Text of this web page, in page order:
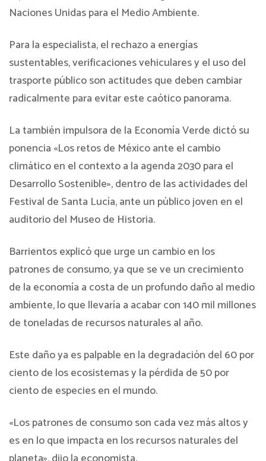
Naciones Unidas para el Medio Ambiente.
Para la especialista, el rechazo a energías
sustentables, verificaciones vehiculares y el uso del
trasporte público son actitudes que deben cambiar
radicalmente para evitar este caótico panorama.
La también impulsora de la Economía Verde dictó su
ponencia «Los retos de México ante el cambio
climático en el contexto a la agenda 2030 para el
Desarrollo Sostenible», dentro de las actividades del
Festival de Santa Lucía, ante un público joven en el
auditorio del Museo de Historia.
Barrientos explicó que urge un cambio en los
patrones de consumo, ya que se ve un crecimiento
de la economía a costa de un profundo daño al medio
ambiente, lo que llevaría a acabar con 140 mil millones
de toneladas de recursos naturales al año.
Este daño ya es palpable en la degradación del 60 por
ciento de los ecosistemas y la pérdida de 50 por
ciento de especies en el mundo.
«Los patrones de consumo son cada vez más altos y
es en lo que impacta en los recursos naturales del